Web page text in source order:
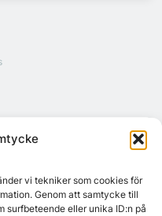
vi tekniker som cookies för
Genom att samtycke till
surfbeteende eller unika ID:n på
logistikområde –